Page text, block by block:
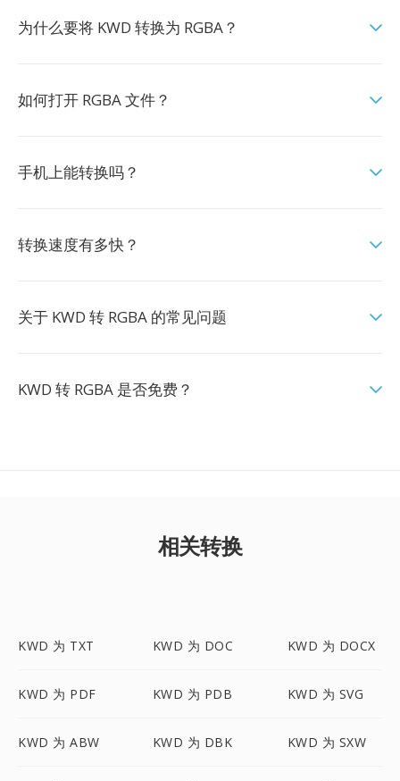
为什么要将 KWD 转换为 RGBA？
如何打开 RGBA 文件？
手机上能转换吗？
转换速度有多快？
关于 KWD 转 RGBA 的常见问题
KWD 转 RGBA 是否免费？
相关转换
KWD 为 TXT KWD 为 DOC KWD 为 DOCX
KWD 为 PDF KWD 为 PDB KWD 为 SVG
KWD 为 ABW KWD 为 DBK KWD 为 SXW